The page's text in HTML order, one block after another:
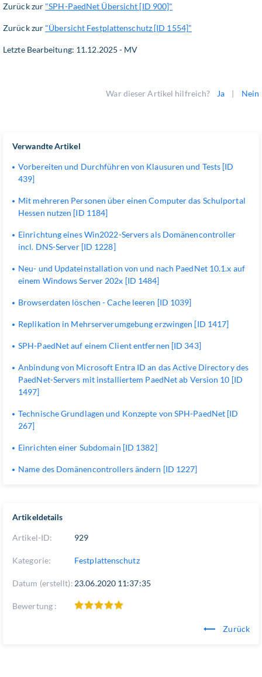
Zurück zur "SPH-PaedNet Übersicht [ID 900]"
Zurück zur "Übersicht Festplattenschutz [ID 1554]"
Letzte Bearbeitung: 11.12.2025 - MV
War dieser Artikel hilfreich? Ja | Nein
Artikeldetails
Artikel-ID: 929
Kategorie: Festplattenschutz
Datum (erstellt): 23.06.2020 11:37:35
Bewertung :
Zurück
Verwandte Artikel
Vorbereiten und Durchführen von Klausuren und Tests [ID
439]
Mit mehreren Personen über einen Computer das Schulportal
Hessen nutzen [ID 1184]
Einrichtung eines Win2022-Servers als Domänencontroller
incl. DNS-Server [ID 1228]
Neu- und Updateinstallation von und nach PaedNet 10.1.x auf
einem Windows Server 202x [ID 1484]
Browserdaten löschen - Cache leeren [ID 1039]
Replikation in Mehrserverumgebung erzwingen [ID 1417]
SPH-PaedNet auf einem Client entfernen [ID 343]
Anbindung von Microsoft Entra ID an das Active Directory des
PaedNet-Servers mit installiertem PaedNet ab Version 10 [ID
1497]
Technische Grundlagen und Konzepte von SPH-PaedNet [ID
267]
Einrichten einer Subdomain [ID 1382]
Name des Domänencontrollers ändern [ID 1227]